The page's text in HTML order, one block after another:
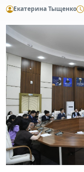
Екатерина Тыщенко